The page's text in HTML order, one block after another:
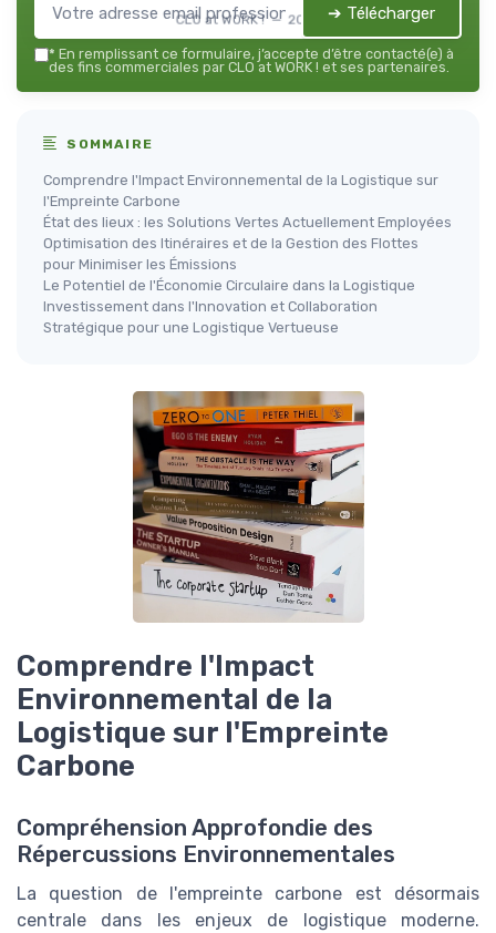
CLO at WORK ! — 2026 ➔ Télécharger
* En remplissant ce formulaire, j’accepte d’être contacté(e) à
des fins commerciales par CLO at WORK ! et ses partenaires.
SOMMAIRE
Comprendre l'Impact Environnemental de la Logistique sur
l'Empreinte Carbone
État des lieux : les Solutions Vertes Actuellement Employées
Optimisation des Itinéraires et de la Gestion des Flottes
pour Minimiser les Émissions
Le Potentiel de l'Économie Circulaire dans la Logistique
Investissement dans l'Innovation et Collaboration
Stratégique pour une Logistique Vertueuse
Comprendre l'Impact
Environnemental de la
Logistique sur l'Empreinte
Carbone
Compréhension Approfondie des
Répercussions Environnementales
La question de l'empreinte carbone est désormais
centrale dans les enjeux de logistique moderne.